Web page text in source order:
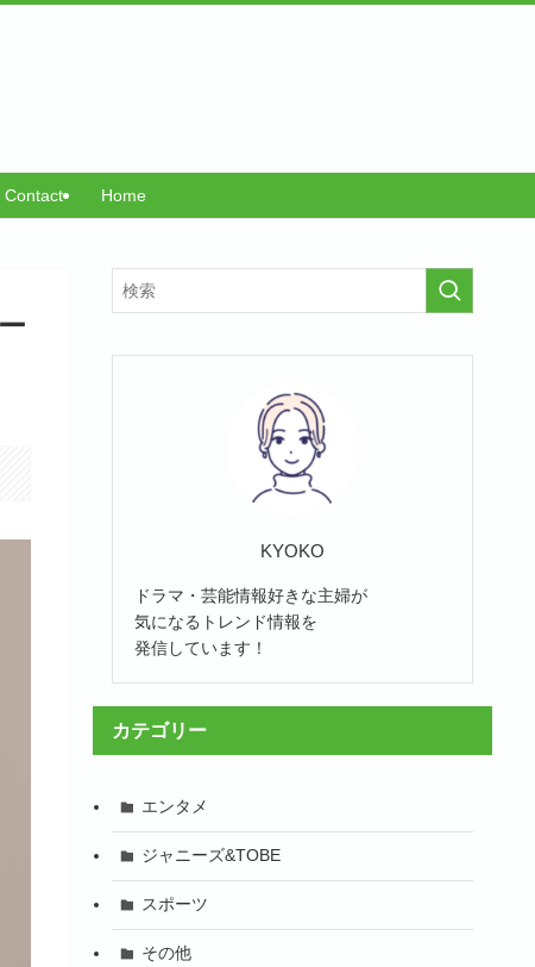
Contact Home
KYOKO
ドラマ・芸能情報好きな主婦が
気になるトレンド情報を
発信しています！
カテゴリー
エンタメ
ジャニーズ&TOBE
スポーツ
その他